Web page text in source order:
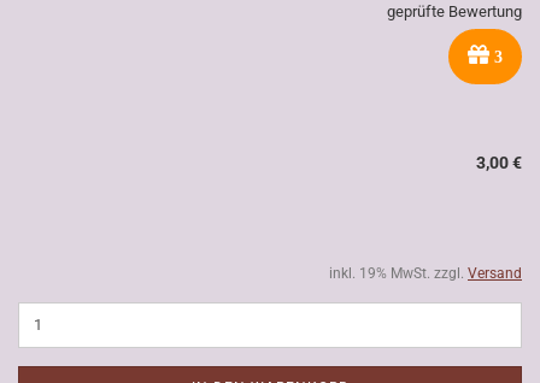
geprüfte Bewertung
3
3,00 €
inkl. 19% MwSt. zzgl. Versand